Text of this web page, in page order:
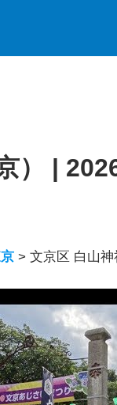
） |
>文京区 白山